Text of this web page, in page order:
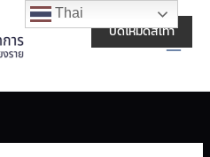
Main
Thai
ปิดโหมดสีเทา